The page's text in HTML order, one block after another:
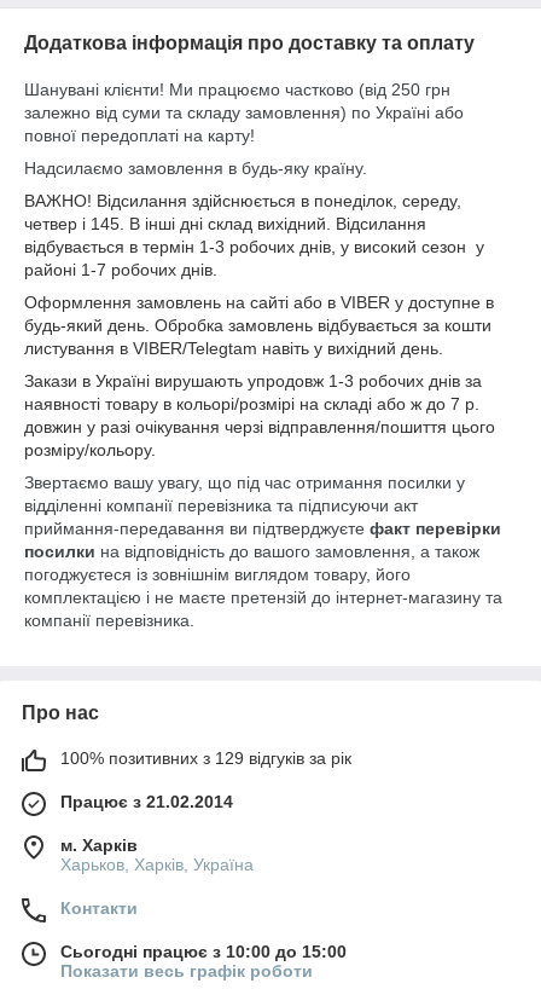
Додаткова інформація про доставку та оплату
Шанувані клієнти! Ми працюємо частково (від 250 грн
залежно від суми та складу замовлення) по Україні або
повної передоплаті на карту!
Надсилаємо замовлення в будь-яку країну.
ВАЖНО! Відсилання здійснюється в понеділок, середу,
четвер і 145. В інші дні склад вихідний. Відсилання
відбувається в термін 1-3 робочих днів, у високий сезон у
районі 1-7 робочих днів.
Оформлення замовлень на сайті або в VIBER у доступне в
будь-який день. Обробка замовлень відбувається за кошти
листування в VIBER/Telegtam навіть у вихідний день.
Закази в Україні вирушають упродовж 1-3 робочих днів за
наявності товару в кольорі/розмірі на складі або ж до 7 р.
довжин у разі очікування черзі відправлення/пошиття цього
розміру/кольору.
Звертаємо вашу увагу, що під час отримання посилки у
відділенні компанії перевізника та підписуючи акт
приймання-передавання ви підтверджуєте факт перевірки
посилки на відповідність до вашого замовлення, а також
погоджуєтеся із зовнішнім виглядом товару, його
комплектацією і не маєте претензій до інтернет-магазину та
компанії перевізника.
Про нас
100% позитивних з 129 відгуків за рік
Працює з 21.02.2014
м. Харків
Харьков, Харків, Україна
Контакти
Сьогодні працює з 10:00 до 15:00
Показати весь графік роботи